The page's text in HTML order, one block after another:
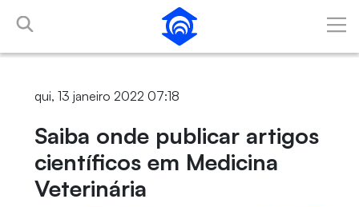
Pular para o Conteúdo principal
qui, 13 janeiro 2022 07:18
Saiba onde publicar artigos
científicos em Medicina
Veterinária